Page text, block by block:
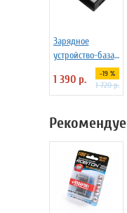
Зарядное
устройство-база
Nitecore UGP4
для GoPro Hero
4/3/3+
1 390 р. -19 %
1 720 р.